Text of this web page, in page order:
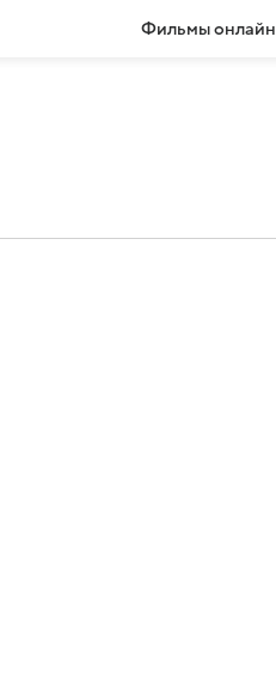
Фильмы онлайн